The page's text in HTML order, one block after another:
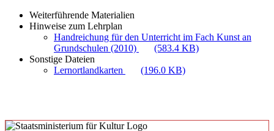
Weiterführende Materialien
Hinweise zum Lehrplan
Handreichung für den Unterricht im Fach Kunst an
Grundschulen (2010)
(583.4 KB)
Sonstige Dateien
Lernortlandkarten
(196.0 KB)